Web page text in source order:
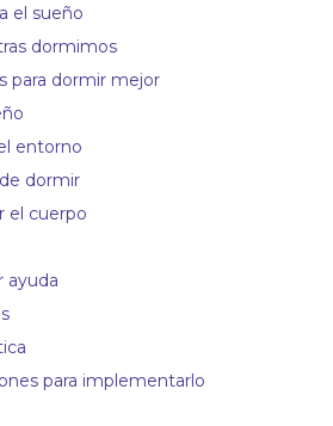
el sueño
dormimos
para dormir mejor
entorno
dormir
el cuerpo
ayuda
para implementarlo